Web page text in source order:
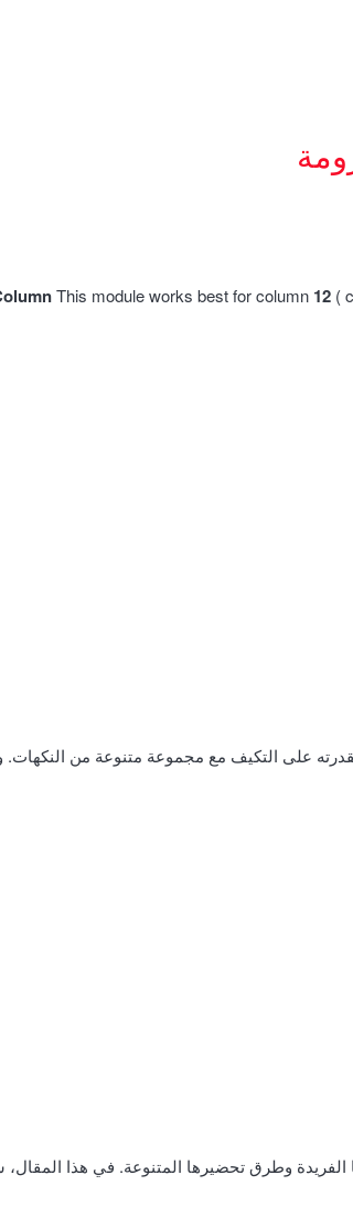
This module works best for column 12 (
على التكيف مع مجموعة متنوعة من
الفريدة وطرق تحضيرها المتنوعة. في هذا